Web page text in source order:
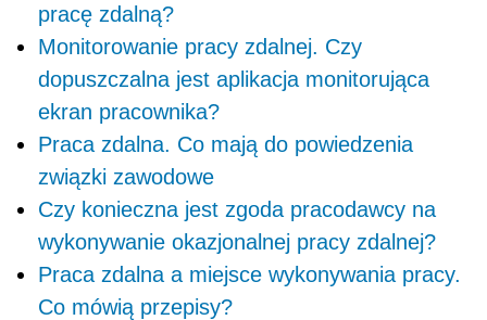
pracę zdalną?
Monitorowanie pracy zdalnej. Czy
dopuszczalna jest aplikacja monitorująca
ekran pracownika?
Praca zdalna. Co mają do powiedzenia
związki zawodowe
Czy konieczna jest zgoda pracodawcy na
wykonywanie okazjonalnej pracy zdalnej?
Praca zdalna a miejsce wykonywania pracy.
Co mówią przepisy?